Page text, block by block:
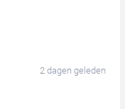
2 dagen geleden